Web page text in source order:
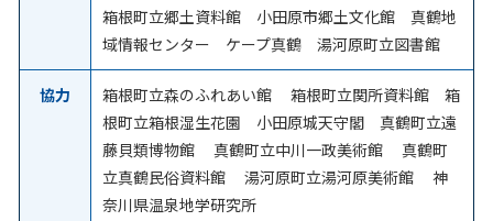
箱根町立郷土資料館 小田原市郷土文化館 真鶴地
域情報センター ケープ真鶴 湯河原町立図書館
協力
箱根町立森のふれあい館 箱根町立関所資料館 箱
根町立箱根湿生花園 小田原城天守閣 真鶴町立遠
藤貝類博物館 真鶴町立中川一政美術館 真鶴町
立真鶴民俗資料館 湯河原町立湯河原美術館 神
奈川県温泉地学研究所